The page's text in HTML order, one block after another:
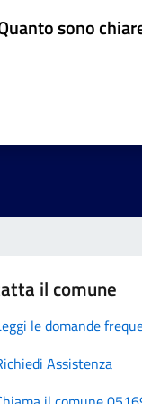
sono
il comune
le domande
Assistenza